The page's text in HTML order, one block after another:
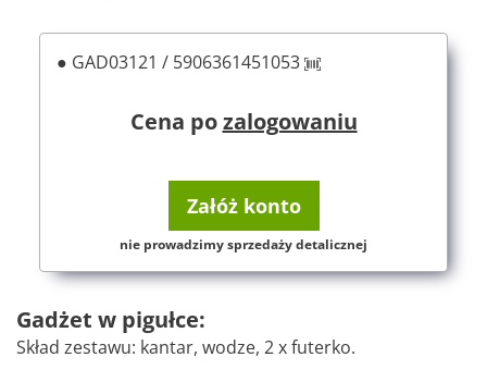
● GAD03121 / 5906361451053
Cena pozalogowaniu
Załóż konto
nie prowadzimy sprzedaży detalicznej
Gadżet w pigułce:
Skład zestawu: kantar, wodze, 2 x futerko.